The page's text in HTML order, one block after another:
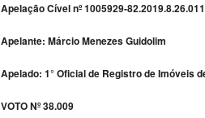
Apelação Cível nº 1005929-
Apelante: Márcio Menezes Guidolim
Apelado: 1° Oficial de Registro de Imóveis
VOTO Nº 38.009